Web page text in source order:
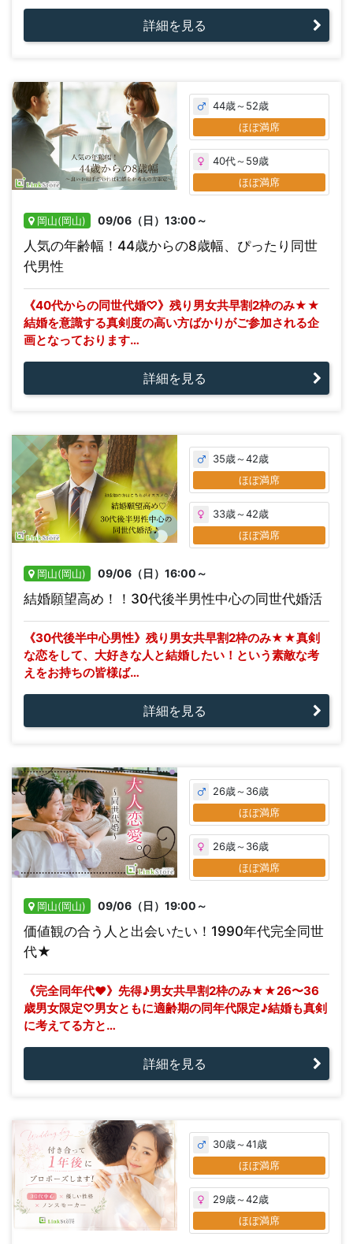
詳細を見る
44歳～52歳
ほぼ満席
40代～59歳
ほぼ満席
岡山(岡山) 09/06（日）13:00～
人気の年齢幅！44歳からの8歳幅、ぴったり同世
代男性
《40代からの同世代婚♡》残り男女共早割2枠のみ★★
結婚を意識する真剣度の高い方ばかりがご参加される企
画となっております…
詳細を見る
35歳～42歳
ほぼ満席
33歳～42歳
ほぼ満席
岡山(岡山) 09/06（日）16:00～
結婚願望高め！！30代後半男性中心の同世代婚活
《30代後半中心男性》残り男女共早割2枠のみ★★真剣
な恋をして、大好きな人と結婚したい！という素敵な考
えをお持ちの皆様ば…
詳細を見る
26歳～36歳
ほぼ満席
26歳～36歳
ほぼ満席
岡山(岡山) 09/06（日）19:00～
価値観の合う人と出会いたい！1990年代完全同世
代★
《完全同年代♥》先得♪男女共早割2枠のみ★★26〜36
歳男女限定♡男女ともに適齢期の同年代限定♪結婚も真剣
に考えてる方と…
詳細を見る
30歳～41歳
ほぼ満席
29歳～42歳
ほぼ満席